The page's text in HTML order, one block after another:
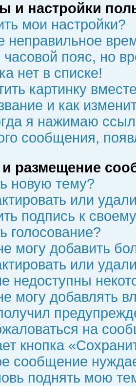
и настройки
мои настройки?
неправильное
пояс, но
нет в списке!
картинку
и как
я нажимаю
сообщения,
размещение
новую тему?
или
подпись к
голосование?
могу добавить
или
недоступны
могу добавлять
на
кнопка
сообщение
поднять мою